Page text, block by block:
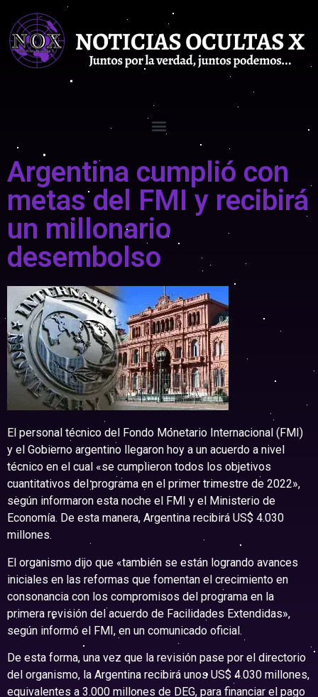
Argentina cumplió con
metas del FMI y recibirá
un millonario
desembolso
El personal técnico del Fondo Monetario Internacional (FMI)
y el Gobierno argentino llegaron hoy a un acuerdo a nivel
técnico en el cual «se cumplieron todos los objetivos
cuantitativos del programa en el primer trimestre de 2022»,
según informaron esta noche el FMI y el Ministerio de
Economía. De esta manera, Argentina recibirá US$ 4.030
millones.
El organismo dijo que «también se están logrando avances
iniciales en las reformas que fomentan el crecimiento en
consonancia con los compromisos del programa en la
primera revisión del acuerdo de Facilidades Extendidas»,
según informó el FMI, en un comunicado oficial.
De esta forma, una vez que la revisión pase por el directorio
del organismo, la Argentina recibirá unos US$ 4.030 millones,
equivalentes a 3.000 millones de DEG, para financiar el pago